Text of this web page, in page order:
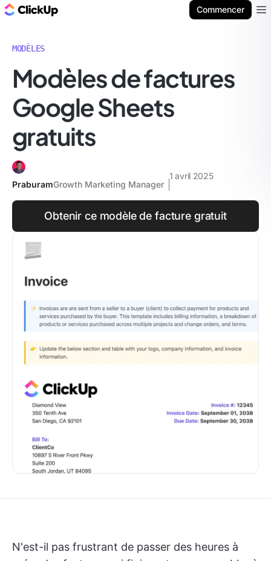
Commencer
MODÈLES
Modèles de factures
Google Sheets
gratuits
PraburamGrowth Marketing Manager
1 avril 2025
Obtenir ce modèle de facture gratuit
N'est-il pas frustrant de passer des heures à